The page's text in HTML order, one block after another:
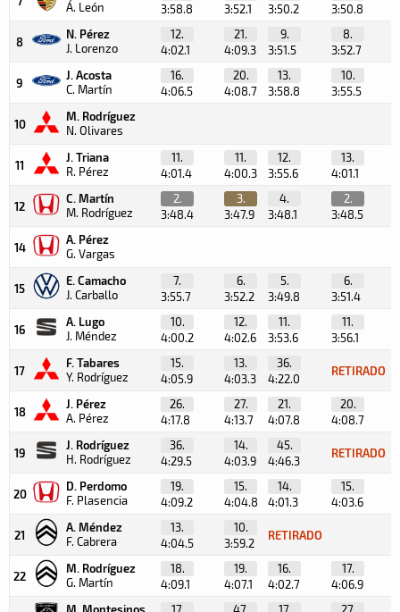
Á. León
3:58.8
3:52.1
3:50.2
3:50.8
8
N. Pérez
J. Lorenzo
12.
4:02.1
21.
4:09.3
9.
3:51.5
8.
3:52.7
9
J. Acosta
C. Martín
16.
4:06.5
20.
4:08.7
13.
3:58.8
10.
3:55.5
10
M. Rodríguez
N. Olivares
11
J. Triana
R. Pérez
11.
4:01.4
11.
4:00.3
12.
3:55.6
13.
4:01.1
12
C. Martín
M. Rodríguez
2.
3:48.4
3.
3:47.9
4.
3:48.1
2.
3:48.5
14
A. Pérez
G. Vargas
15
E. Camacho
J. Carballo
7.
3:55.7
6.
3:52.2
5.
3:49.8
6.
3:51.4
16
A. Lugo
J. Méndez
10.
4:00.2
12.
4:02.6
11.
3:53.6
11.
3:56.1
17
F. Tabares
Y. Rodríguez
15.
4:05.9
13.
4:03.3
36.
4:22.0
RETIRADO
18
J. Pérez
A. Pérez
26.
4:17.8
27.
4:13.7
21.
4:07.8
20.
4:08.7
19
J. Rodríguez
H. Rodríguez
36.
4:29.5
14.
4:03.9
45.
4:46.3
RETIRADO
20
D. Perdomo
F. Plasencia
19.
4:09.2
15.
4:04.8
14.
4:01.3
15.
4:03.6
21
A. Méndez
F. Cabrera
13.
4:04.5
10.
3:59.2
RETIRADO
22
M. Rodríguez
G. Martín
18.
4:09.1
19.
4:07.1
16.
4:02.7
17.
4:06.9
M. Montesinos
17.
47.
17.
27.